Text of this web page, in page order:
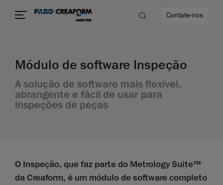
mais
Contate-nos
Módulo de software Inspeção
A solução de software mais flexível,
abrangente e fácil de usar para
inspeções de peças
O Inspeção, que faz parte do Metrology Suite™
da Creaform, é um módulo de software completo